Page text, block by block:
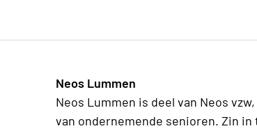
Neos Lummen
Neos Lummen is deel van Neos
van ondernemende senioren. Zin in